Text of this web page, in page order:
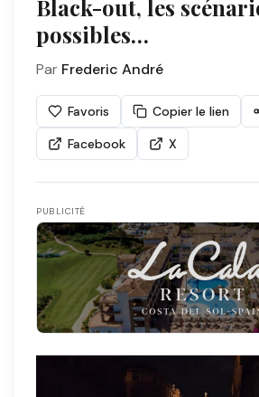
Black-out, les
possibles…
Par Frederic André
Favoris Copier le lien
Facebook
X
PUBLICITÉ